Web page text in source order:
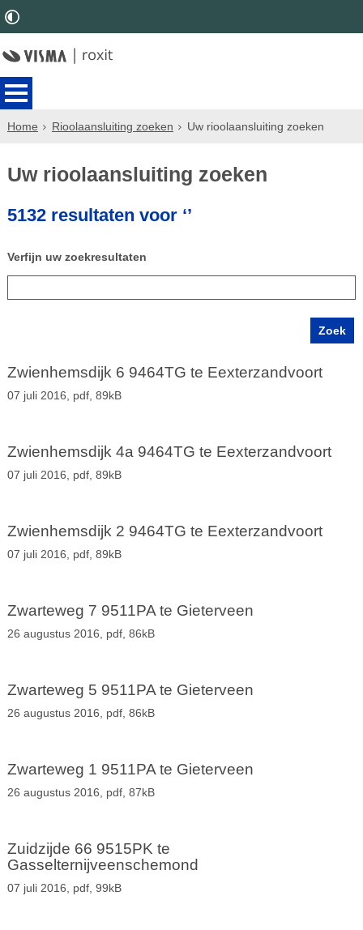
Home Rioolaansluiting zoeken Uw rioolaansluiting zoeken
Uw rioolaansluiting zoeken
5132 resultaten voor ‘’
Verfijn uw zoekresultaten
Zwienhemsdijk 6 9464TG te Eexterzandvoort
07 juli 2016, pdf, 89kB
Zwienhemsdijk 4a 9464TG te Eexterzandvoort
07 juli 2016, pdf, 89kB
Zwienhemsdijk 2 9464TG te Eexterzandvoort
07 juli 2016, pdf, 89kB
Zwarteweg 7 9511PA te Gieterveen
26 augustus 2016, pdf, 86kB
Zwarteweg 5 9511PA te Gieterveen
26 augustus 2016, pdf, 86kB
Zwarteweg 1 9511PA te Gieterveen
26 augustus 2016, pdf, 87kB
Zuidzijde 66 9515PK te
Gasselternijveenschemond
07 juli 2016, pdf, 99kB